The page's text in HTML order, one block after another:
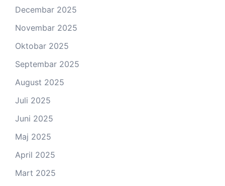
Decembar 2025
Novembar 2025
Oktobar 2025
Septembar 2025
August 2025
Juli 2025
Juni 2025
Maj 2025
April 2025
Mart 2025